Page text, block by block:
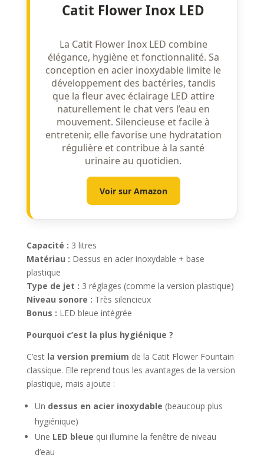
Catit Flower Inox LED
La Catit Flower Inox LED combine
élégance, hygiène et fonctionnalité. Sa
conception en acier inoxydable limite le
développement des bactéries, tandis
que la fleur avec éclairage LED attire
naturellement le chat vers l’eau en
mouvement. Silencieuse et facile à
entretenir, elle favorise une hydratation
régulière et contribue à la santé
urinaire au quotidien.
Voir sur Amazon
Capacité : 3 litres
Matériau : Dessus en acier inoxydable + base
plastique
Type de jet : 3 réglages (comme la version plastique)
Niveau sonore : Très silencieux
Bonus : LED bleue intégrée
Pourquoi c’est la plus hygiénique ?
C’est la version premium de la Catit Flower Fountain
classique. Elle reprend tous les avantages de la version
plastique, mais ajoute :
Un dessus en acier inoxydable (beaucoup plus
hygiénique)
Une LED bleue qui illumine la fenêtre de niveau
d’eau